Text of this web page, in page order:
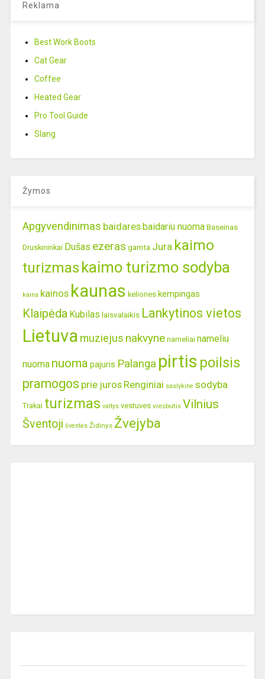
Reklama
Best Work Boots
Cat Gear
Coffee
Heated Gear
Pro Tool Guide
Slang
Žymos
Apgyvendinimas baidaresbaidariu nuoma Baseinas
Druskininkai Dušas ezeras gamta Jura kaimo
turizmas kaimo turizmo sodyba
kaina kainos kaunas keliones kempingas
Klaipėda Kubilas laisvalaikis Lankytinos vietos
Lietuva muziejus nakvyne nameliai nameliu
nuoma nuoma pajuris Palanga pirtis poilsis
pramogos prie juros Renginiai saslykine sodyba
Trakai turizmas valtys vestuves viesbutis Vilnius
Šventoji šventės Židinys Žvejyba